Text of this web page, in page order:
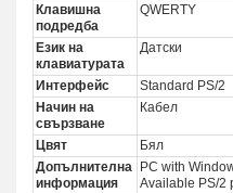
Клавишна
подредба
QWERTY
Език на
клавиатурата
Датски
Интерфейс
Standard PS/2
Начин на
свързване
Кабел
Цвят
Бял
Допълнителна
информация
PC with
Available PS/2